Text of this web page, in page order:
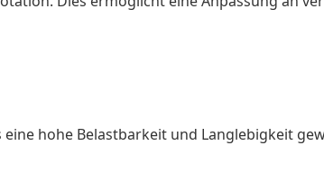
hohe Belastbarkeit und Langlebigkeit